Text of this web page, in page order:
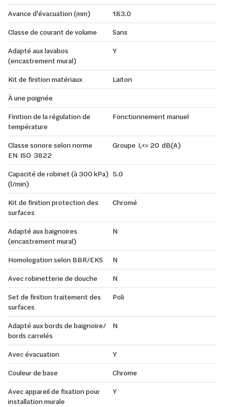
Avance d'évacuation (mm)
183.0
Classe de courant de volume
Sans
Adapté aux lavabos
(encastrement mural)
Y
Kit de finition matériaux
Laiton
À une poignée
Finition de la régulation de
température
Fonctionnement manuel
Classe sonore selon norme
EN ISO 3822
Groupe I,<= 20 dB(A)
Capacité de robinet (à 300 kPa)
(l/min)
5.0
Kit de finition protection des
surfaces
Chromé
Adapté aux baignoires
(encastrement mural)
N
Homologation selon BBR/EKS
N
Avec robinetterie de douche
N
Set de finition traitement des
surfaces
Poli
Adapté aux bords de baignoire/
bords carrelés
N
Avec évacuation
Y
Couleur de base
Chrome
Avec appareil de fixation pour
installation murale
Y